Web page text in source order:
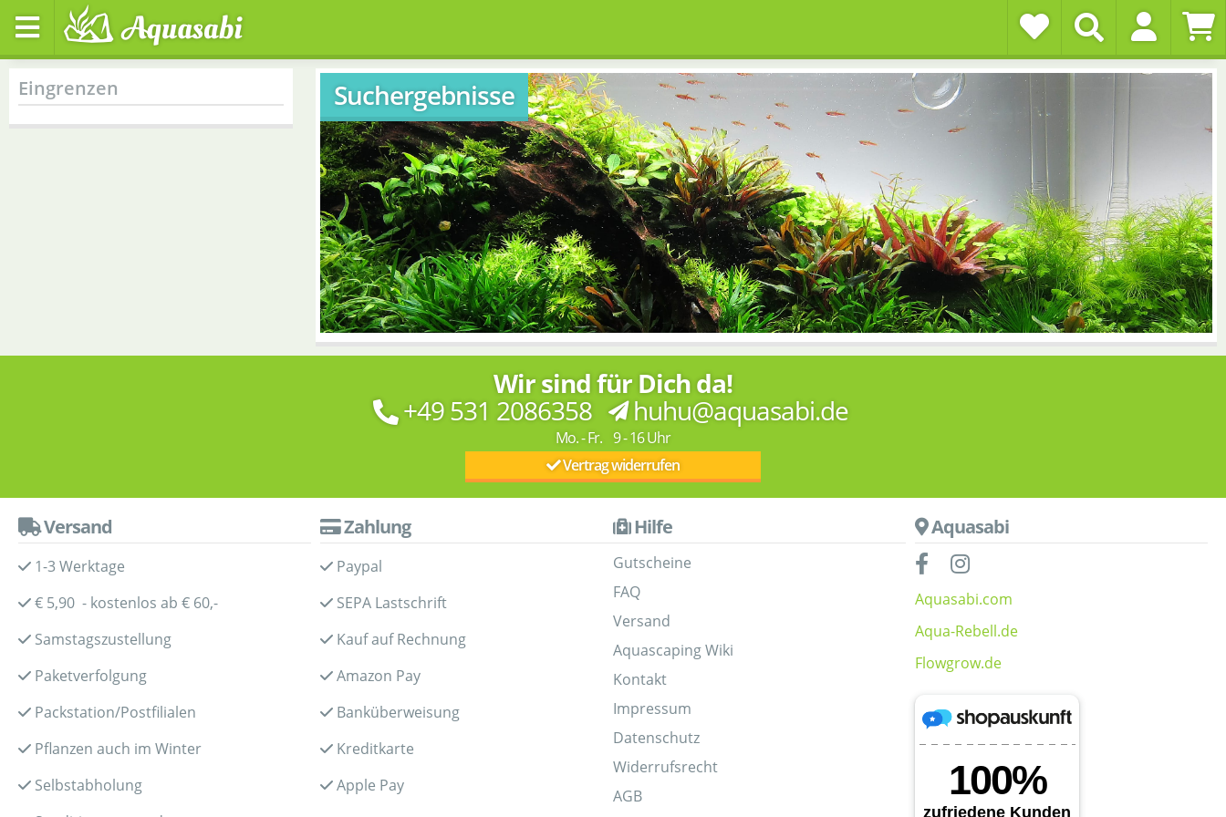
Eingrenzen Suchergebnisse
Wir sind für Dich da!
+49 531 2086358 huhu@aquasabi.de
Mo. - Fr. 9 - 16 Uhr
Vertrag widerrufen
Versand
1-3 Werktage
€ 5,90 - kostenlos ab € 60,-
Samstagszustellung
Paketverfolgung
Packstation/Postfilialen
Pflanzen auch im Winter
Selbstabholung
Zahlung
Paypal
SEPA Lastschrift
Kauf auf Rechnung
Amazon Pay
Banküberweisung
Kreditkarte
Apple Pay
Hilfe
Gutscheine
FAQ
Versand
Aquascaping Wiki
Kontakt
Impressum
Datenschutz
Widerrufsrecht
AGB
Aquasabi
Aquasabi.com
Aqua-Rebell.de
Flowgrow.de